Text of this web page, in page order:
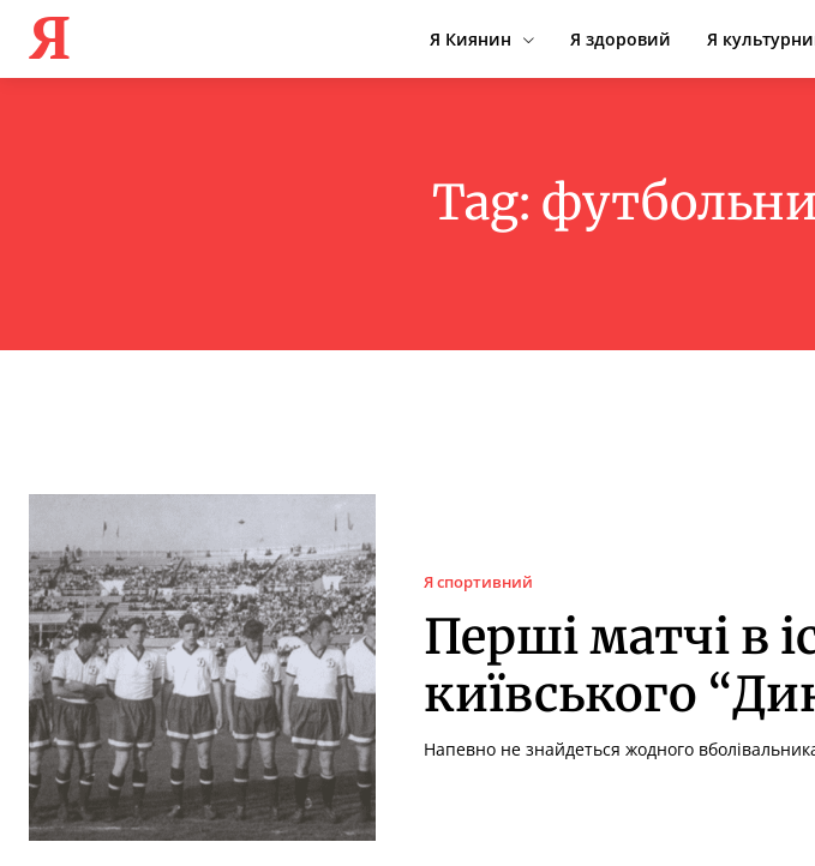
Я Я Киянин Я здоровий Я
Tag:
Я спортивний
Перші матчі в
київського
Напевно не знайдеться жодного